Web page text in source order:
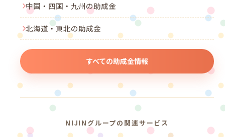
中国・四国・九州の助成金
北海道・東北の助成金
すべての助成金情報
NIJINグループの関連サービス